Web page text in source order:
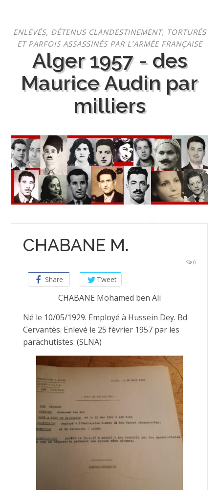
contenu
ENLEVÉS, DÉTENUS CLANDESTINEMENT, TORTURÉS
ET PARFOIS ASSASSINÉS PAR L’ARMÉE FRANÇAISE
Alger 1957 - des
Maurice Audin par
milliers
CHABANE M.
0
Share Tweet
CHABANE Mohamed ben Ali
Né le 10/05/1929. Employé à Hussein Dey. Bd
Cervantès. Enlevé le 25 février 1957 par les
parachutistes. (SLNA)